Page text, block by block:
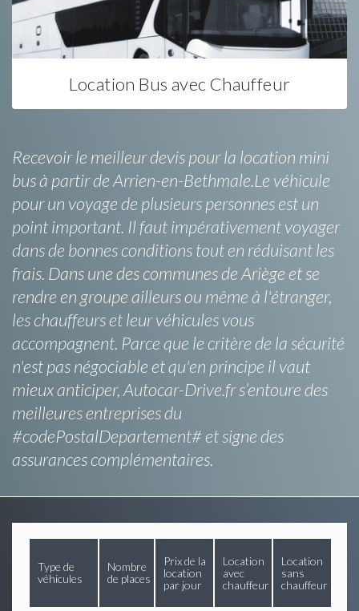
Location Bus avec Chauffeur
Recevoir le meilleur devis pour la location mini
bus à partir de Arrien-en-Bethmale.Le véhicule
pour un voyage de plusieurs personnes est un
point important. Il faut impérativement voyager
dans de bonnes conditions tout en réduisant les
frais. Dans une des communes de Ariège et se
rendre en groupe ailleurs ou même à l'étranger,
les chauffeurs et leur véhicules vous
accompagnent. Parce que le critère de la sécurité
n'est pas négociable et qu'en principe il vaut
mieux anticiper, Autocar-Drive.fr s’entoure des
meilleures entreprises du
#codePostalDepartement# et signe des
assurances complémentaires.
Type de
véhicules
Nombre
de places
Prix de la
location
par jour
Location
avec
chauffeur
Location
sans
chauffeur